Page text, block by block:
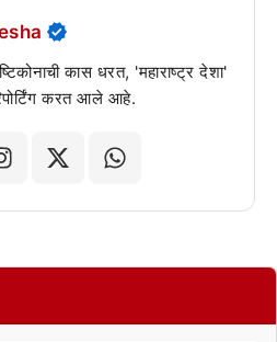
कास धरत, 'महाराष्ट्र देशा'
करत आले आहे.